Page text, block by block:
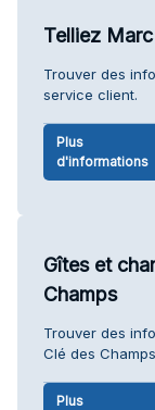
Telliez
Trouver des
service client.
Plus
d'informations
Gîtes et
Champs
Trouver des
Clé des
Plus